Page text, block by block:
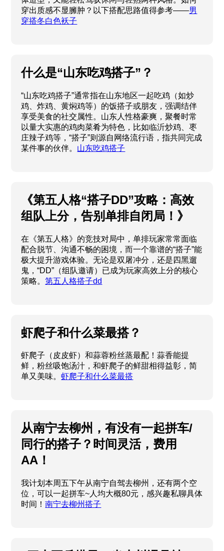
穿出质感不显臃肿？以下搭配思路值得参考——男
穿搭冬白色袄子
什么是“山东吃鸡搭子”？
“山东吃鸡搭子”通常指在山东地区一起吃鸡（如炒
鸡、炸鸡、黄焖鸡等）的饭搭子或朋友，强调结伴
享受美食的社交属性。山东人性格豪爽，聚餐时常
以量大实惠的鸡肉菜肴为特色，比如临沂炒鸡、枣
庄辣子鸡等，“搭子”则源自网络流行语，指共同完成
某件事的伙伴。 山东吃鸡搭子
《第五人格“搭子DD”攻略：高效
组队上分，告别单排自闭局！》
在《第五人格》的竞技对局中，单排玩家常常面临
配合脱节、沟通不畅的困境，而一个靠谱的“搭子”能
极大提升游戏体验。无论是双屠冲分，还是四黑遛
鬼，“DD”（组队邀请）已成为玩家高效上分的核心
策略。第五人格搭子dd
虾爬子和什么菜最搭？
虾爬子（皮皮虾）和蒜蓉粉丝蒸最配！蒜香能提
鲜，粉丝吸饱汤汁，和虾爬子的鲜甜相得益彰，简
单又美味。虾爬子和什么菜最搭
从南宁去柳州，有没有一起拼车/
同行的搭子？时间灵活，费用
AA！
我计划本周五下午从南宁自驾去柳州，还有两个空
位，可以一起拼车~人均大概80元，感兴趣私聊具体
时间！南宁去柳州搭子